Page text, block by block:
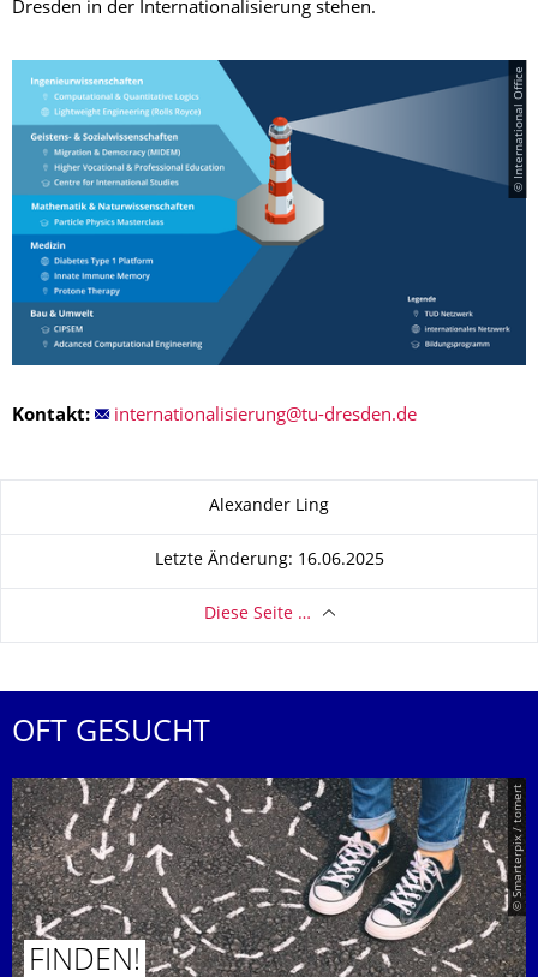
Dresden in der Internationalisierung stehen.
© International Office
Kontakt:
Alexander Ling
Letzte Änderung: 16.06.2025
Diese Seite …
OFT GESUCHT
© Smarterpix / tomert
FINDEN!